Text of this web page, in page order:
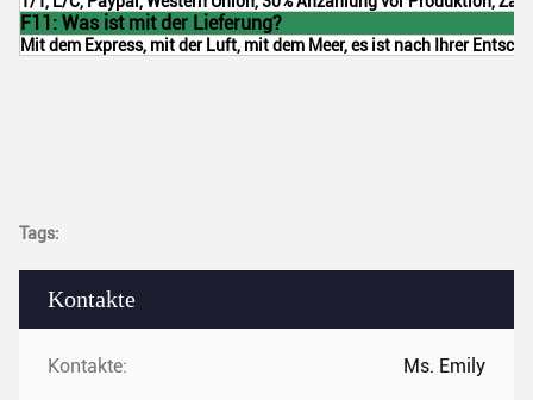
Kontakte
Kontakte: Ms. Emily
F11: Was ist mit der Lieferung?
Mit dem Express, mit der Luft, mit dem Meer, es ist nach Ihrer
Tags: